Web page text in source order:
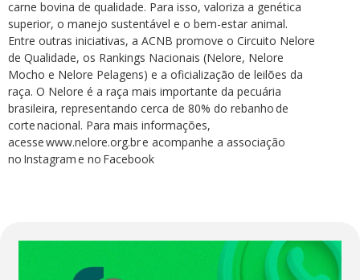
carne bovina de qualidade. Para isso, valoriza a genética
superior, o manejo sustentável e o bem-estar animal.
Entre outras iniciativas, a ACNB promove o Circuito Nelore
de Qualidade, os Rankings Nacionais (Nelore, Nelore
Mocho e Nelore Pelagens) e a oficialização de leilões da
raça. O Nelore é a raça mais importante da pecuária
brasileira, representando cerca de 80% do rebanho de
corte nacional. Para mais informações,
acesse www.nelore.org.br e acompanhe a associação
no Instagram e no Facebook